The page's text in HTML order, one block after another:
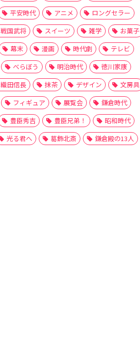
平安時代
アニメ
ロングセラー
戦国武将
スイーツ 雑学
お菓子
幕末
漫画 時代劇
テレビ
べらぼう
明治時代
徳川家康
織田信長
抹茶 デザイン
文房具
フィギュア
展覧会
鎌倉時代
豊臣秀吉
豊臣兄弟！
昭和時代
光る君へ
葛飾北斎 鎌倉殿の13人